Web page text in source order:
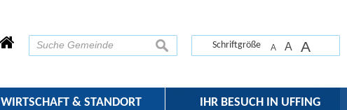
Schriftgröße A A A
suchen
WIRTSCHAFT & STANDORT IHR BESUCH IN UFFING